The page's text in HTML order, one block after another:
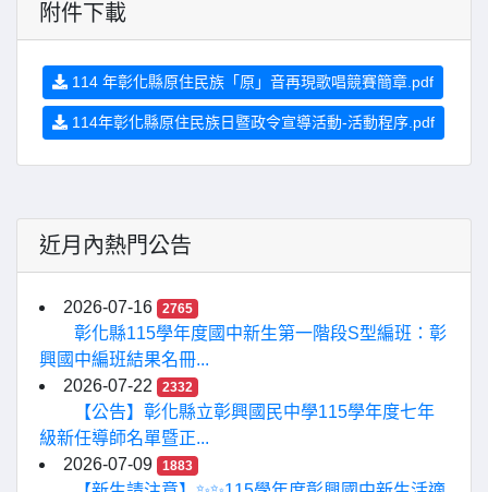
附件下載
114 年彰化縣原住民族「原」音再現歌唱競賽簡章.pdf
114年彰化縣原住民族日暨政令宣導活動-活動程序.pdf
近月內熱門公告
2026-07-16 2765
彰化縣115學年度國中新生第一階段S型編班：彰
興國中編班結果名冊...
2026-07-22
2332
【公告】彰化縣立彰興國民中學115學年度七年
級新任導師名單暨正...
2026-07-09
1883